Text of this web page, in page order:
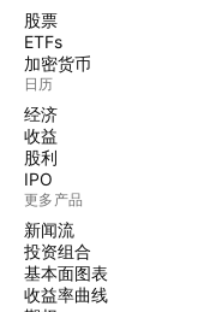
股票
ETFs
加密货币
日历
经济
收益
股利
IPO
更多产品
新闻流
投资组合
基本面图表
收益率曲线